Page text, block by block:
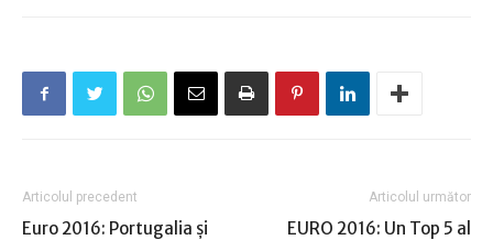
Articolul precedent
Euro 2016: Portugalia şi
Articolul următor
EURO 2016: Un Top 5 al